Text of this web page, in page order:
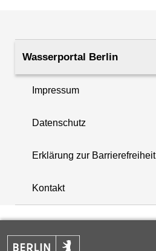
+
−
Wasserportal Berlin
Impressum
Datenschutz
Erklärung zur Barrierefreiheit
Kontakt